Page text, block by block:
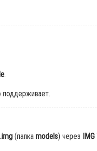
.
поддерживает.
(папка models) через